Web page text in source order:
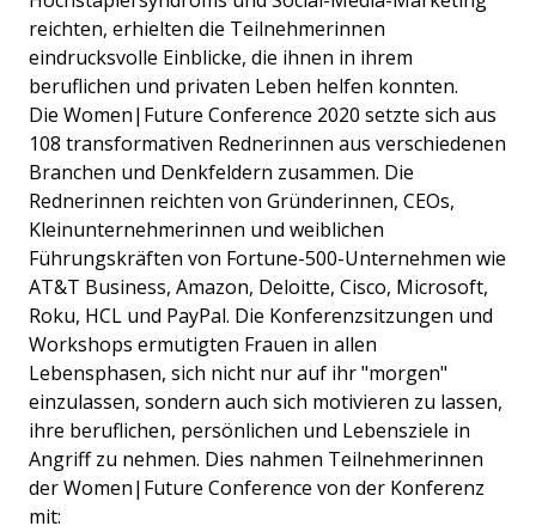
reichten, erhielten die Teilnehmerinnen
eindrucksvolle Einblicke, die ihnen in ihrem
beruflichen und privaten Leben helfen konnten.
Die Women|Future Conference 2020 setzte sich aus
108 transformativen Rednerinnen aus verschiedenen
Branchen und Denkfeldern zusammen. Die
Rednerinnen reichten von Gründerinnen, CEOs,
Kleinunternehmerinnen und weiblichen
Führungskräften von Fortune-500-Unternehmen wie
AT&T Business, Amazon, Deloitte, Cisco, Microsoft,
Roku, HCL und PayPal. Die Konferenzsitzungen und
Workshops ermutigten Frauen in allen
Lebensphasen, sich nicht nur auf ihr "morgen"
einzulassen, sondern auch sich motivieren zu lassen,
ihre beruflichen, persönlichen und Lebensziele in
Angriff zu nehmen. Dies nahmen Teilnehmerinnen
der Women|Future Conference von der Konferenz
mit: